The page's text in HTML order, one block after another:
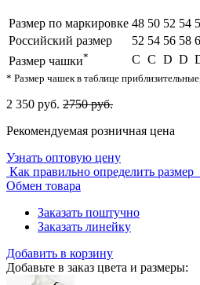
Размер по маркировке 48 50 52 54
Российский размер
52 54 56 58
Размер чашки* C С D D
* Размер чашек в таблице
2 350 руб. 2750 руб.
Рекомендуемая розничная цена
Узнать оптовую цену
Как правильно определить размер
Обмен товара
Заказать поштучно
Заказать линейку
Добавить в корзину
Добавьте в заказ цвета и размеры: